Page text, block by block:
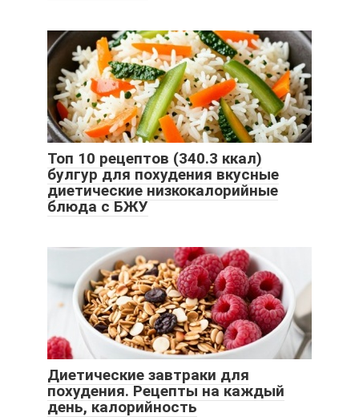
Топ 10 рецептов (340.3 ккал)
булгур для похудения вкусные
диетические низкокалорийные
блюда с БЖУ
Диетические завтраки для
похудения. Рецепты на каждый
день, калорийность